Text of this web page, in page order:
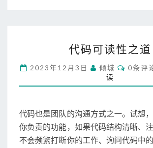
就
（
1
）
女
儿
生
码
读
性
代码可读性之道
2023年12月3日 倾城
C
O
M
0条评
读
代码也是团队的沟通方式之一。试想
你负责的功能，如果代码结构清晰、
不会频繁打断你的工作、询问代码中